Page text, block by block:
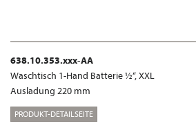
638.10.353.xxx-AA
Waschtisch 1-Hand Batterie ½“, XXL
Ausladung 220 mm
PRODUKT-DETAILSEITE